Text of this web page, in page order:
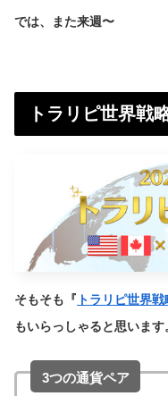
では、また来週〜
トラリピ世界戦
そもそも『 トラリピ世界戦
もいらっしゃると思います
3つの通貨ペア